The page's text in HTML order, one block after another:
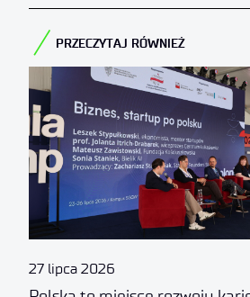
PRZECZYTAJ RÓWNIEŻ​
27 lipca 2026